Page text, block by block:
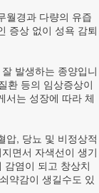
월경과 다량의 유즙
증상 없이 성욕 감퇴
발생하는 종양입니
환 등의 임상증상이
서는 성장에 따라 체
압, 당뇨 및 비정상적
면서 자색선이 생기
염이 되고 창상치
약감이 생길수도 있